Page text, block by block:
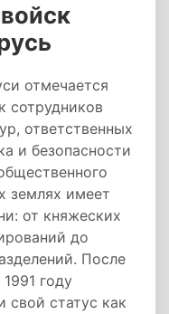
отмечается
сотрудников
ответственных
и безопасности
землях имеет
от княжеских
до
После
году
свой статус как